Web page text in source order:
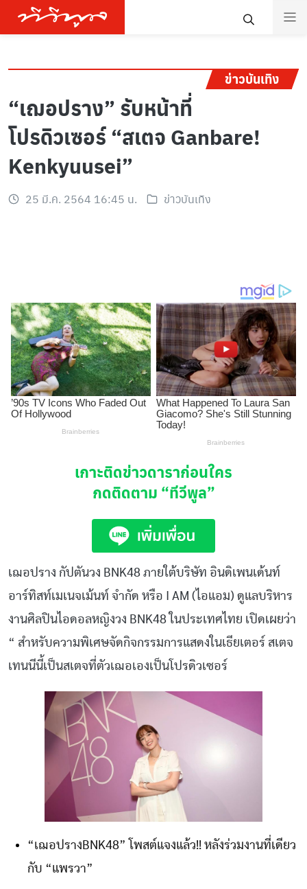
ข่าวบันเทิง
“เฌอปราง” รับหน้าที่
โปรดิวเซอร์ “สเตจ Ganbare!
Kenkyuusei”
25 มี.ค. 2564 16:45 น. ข่าวบันเทิง
เกาะติดข่าวดาราก่อนใคร
กดติดตาม “ทีวีพูล”
เฌอปราง กัปตันวง BNK48 ภายใต้บริษัท อินดิเพนเด้นท์
อาร์ทิสท์เมเนจเม้นท์ จำกัด หรือ I AM (ไอแอม) ดูแลบริหาร
งานศิลปินไอดอลหญิงวง BNK48 ในประเทศไทย เปิดเผยว่า
“ สำหรับความพิเศษจัดกิจกรรมการแสดงในเธียเตอร์ สเตจ
เทนนีนี้เป็นสเตจที่ตัวเฌอเองเป็นโปรดิวเซอร์
“เฌอปรางBNK48” โพสต์แจงแล้ว!! หลังร่วมงานที่เดียว
กับ “แพรวา”